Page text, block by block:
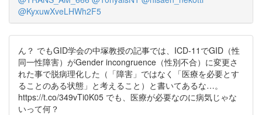
@KyxuwXveLHWh2F5
ん？ でもGID学会の中塚教授の記事では、ICD-11でGID（性
同一性障害）がGender incongruence（性別不合）に変更さ
れた事で脱病理化した（「障害」ではなく「医療を必要とす
ることのある状態」と考えること）と書いてあるな…。
https://t.co/349vTi0K05 でも、医療が必要なのに病気じゃな
いって何？